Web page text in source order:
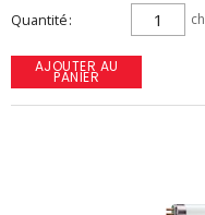
Quantité ch
AJOUTER AU
PANIER